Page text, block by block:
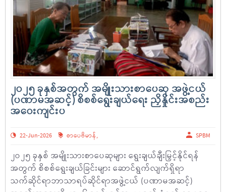
၂ဝ၂၅ ခုနှစ်အတွက် အမျိုးသားစာပေဆု အဖွဲ့ငယ်
(ပဏာမအဆင့်) စိစစ်ရွေးချယ်ရေး ညှိနှိုင်းအစည်း
အဝေးကျင်းပ
22-Jun-2026 စာပေဗိမာန်, SPBM
၂ဝ၂၅ ခုနှစ် အမျိုးသားစာပေဆုများ ရွေးချယ်ချီးမြှင့်နိုင်ရန်
အတွက် စိစစ်ရွေးချယ်ခြင်းများ ဆောင်ရွက်လျက်ရှိရာ
သက်ဆိုင်ရာဘာသာရပ်ဆိုင်ရာအဖွဲ့ငယ် (ပဏာမအဆင့်)